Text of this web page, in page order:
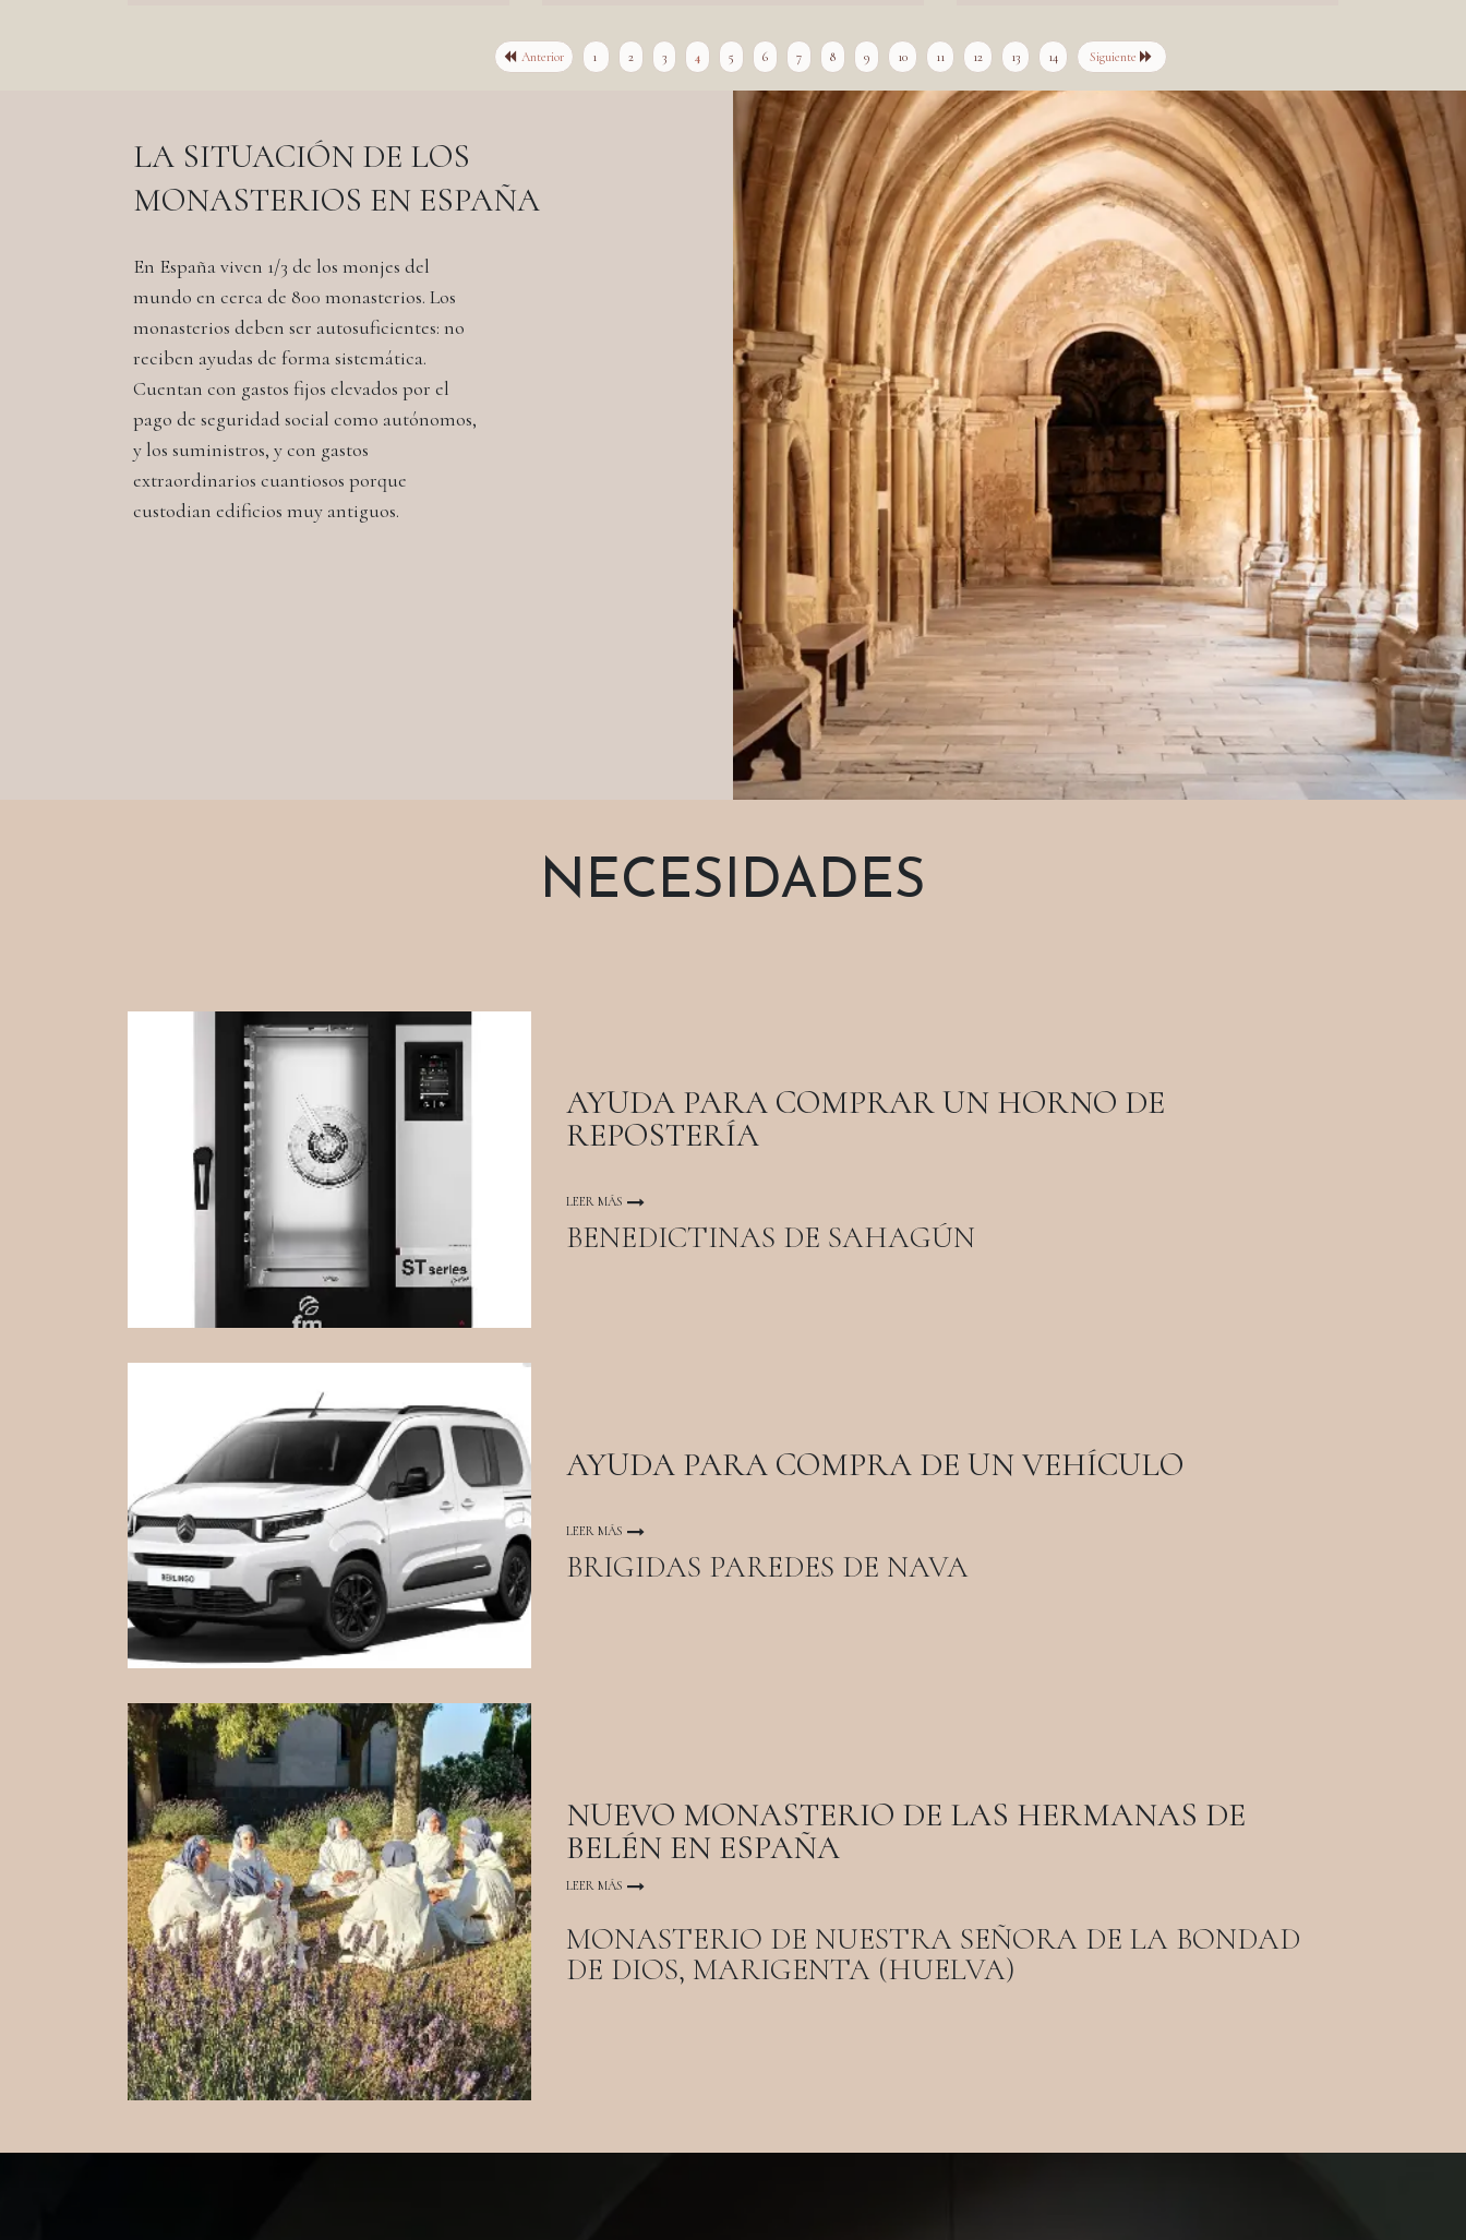
Anterior 1 2 3 4 5 6 7 8 9 10 11 12 13 14 Siguiente
LA SITUACIÓN DE LOS
MONASTERIOS EN ESPAÑA
En España viven 1/3 de los monjes del
mundo en cerca de 800 monasterios. Los
monasterios deben ser autosuficientes: no
reciben ayudas de forma sistemática.
Cuentan con gastos fijos elevados por el
pago de seguridad social como autónomos,
y los suministros, y con gastos
extraordinarios cuantiosos porque
custodian edificios muy antiguos.
NECESIDADES
AYUDA PARA COMPRAR UN HORNO DE
REPOSTERÍA
LEER MÁS
BENEDICTINAS DE SAHAGÚN
AYUDA PARA COMPRA DE UN VEHÍCULO
LEER MÁS
BRIGIDAS PAREDES DE NAVA
NUEVO MONASTERIO DE LAS HERMANAS DE
BELÉN EN ESPAÑA
LEER MÁS
MONASTERIO DE NUESTRA SEÑORA DE LA BONDAD
DE DIOS, MARIGENTA (HUELVA)